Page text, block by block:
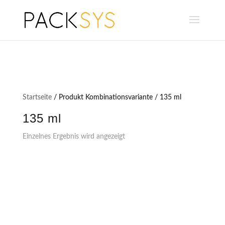
Startseite/ Produkt Kombinationsvariante / 135 ml
135 ml
Einzelnes Ergebnis wird angezeigt